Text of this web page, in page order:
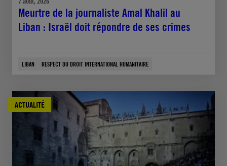
Meurtre de la journaliste Amal Khalil au
Liban : Israël doit répondre de ses crimes
LIBAN RESPECT DU DROIT INTERNATIONAL HUMANITAIRE
ACTUALITÉ